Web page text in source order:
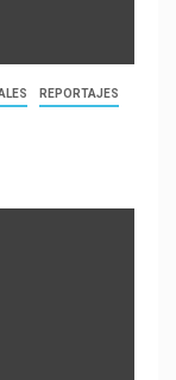
REPORTAJES